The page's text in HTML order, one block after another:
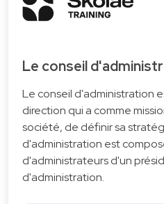
Le conseil
Le conseil d'administration
direction qui a comme
société, de définir sa
d'administration est
d'administrateurs d'un
d'administration.